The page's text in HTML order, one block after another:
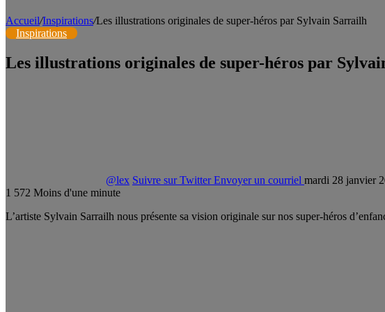
Accueil/Inspirations/Les illustrations originales de super-héros par Sylvain Sarrailh
Inspirations
Les illustrations originales de super-héros par
@lex Suivre sur Twitter Envoyer un courriel mardi 28 janvier
1 572 Moins d'une minute
L’artiste Sylvain Sarrailh nous présente sa vision originale sur nos super-héros